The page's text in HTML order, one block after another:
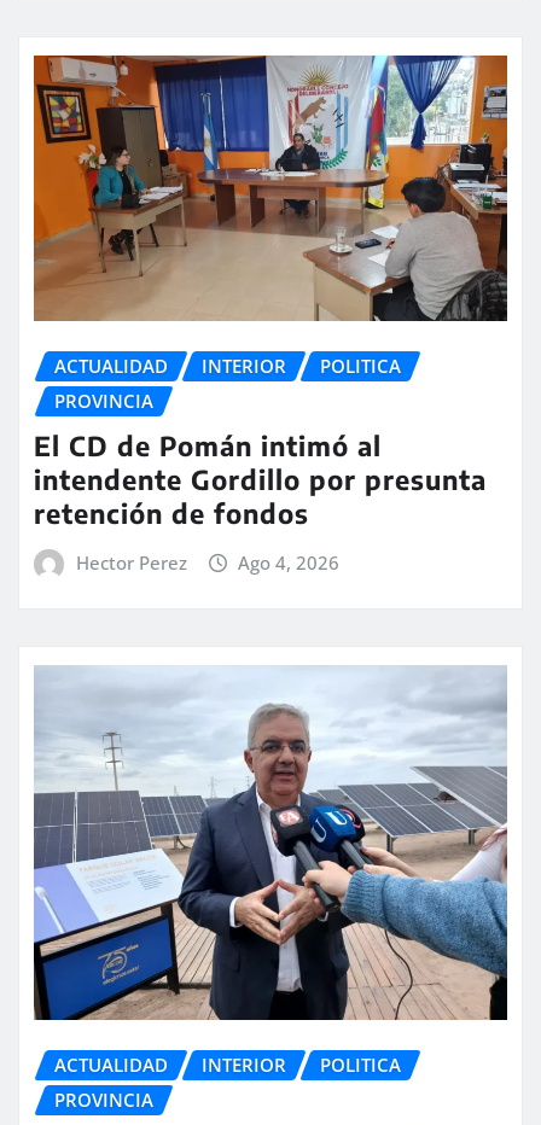
ACTUALIDAD INTERIOR
POLITICA
PROVINCIA
El CD de Pomán intimó al
intendente Gordillo por presunta
retención de fondos
Hector Perez Ago 4, 2026
ACTUALIDAD INTERIOR
POLITICA
PROVINCIA